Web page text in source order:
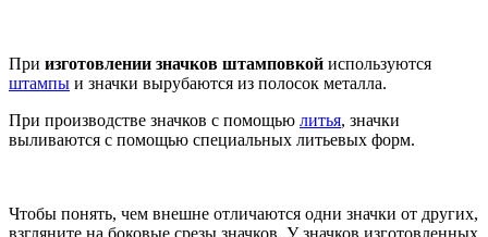
При изготовлении значков штамповкой используются
штампы и значки вырубаются из полосок металла.
При производстве значков с помощью литья, значки
выливаются с помощью специальных литьевых форм.
Чтобы понять, чем внешне отличаются одни значки от других,
взгляните на боковые срезы значков. У значков изготовленных